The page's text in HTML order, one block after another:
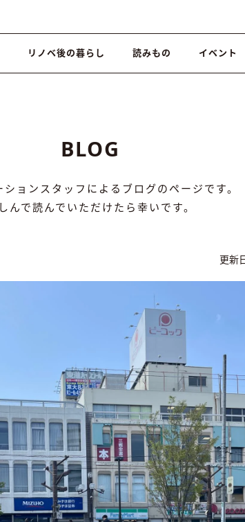
リノベ後の暮らし 読みもの イベント
BLOG
ョンスタッフによるブログのページです。
んで読んでいただけたら幸いです。
更